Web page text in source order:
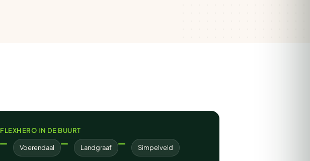
FLEXHERO IN DE BUURT
Voerendaal Landgraaf Simpelveld